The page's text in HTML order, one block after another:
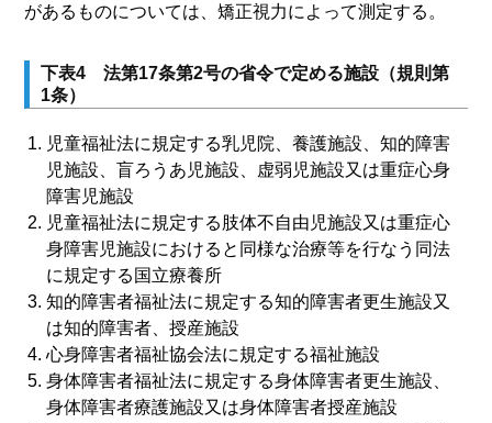
があるものについては、矯正視力によって測定する。
下表4 法第17条第2号の省令で定める施設（規則第
1条）
児童福祉法に規定する乳児院、養護施設、知的障害
児施設、盲ろうあ児施設、虚弱児施設又は重症心身
障害児施設
児童福祉法に規定する肢体不自由児施設又は重症心
身障害児施設におけると同様な治療等を行なう同法
に規定する国立療養所
知的障害者福祉法に規定する知的障害者更生施設又
は知的障害者、授産施設
心身障害者福祉協会法に規定する福祉施設
身体障害者福祉法に規定する身体障害者更生施設、
身体障害者療護施設又は身体障害者授産施設